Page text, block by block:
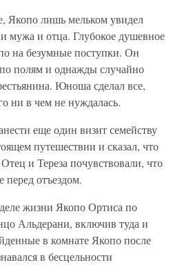
Якопо лишь мельком увидел
мужа и отца. Глубокое душевное
на безумные поступки. Он
полям и однажды случайно
Юноша сделал все,
ни в чем не нуждалась.
еще один визит семейству
путешествии и сказал, что
и Тереза почувствовали, что
перед отъездом.
жизни Якопо Ортиса по
Альдерани, включив туда и
в комнате Якопо после
в бесцельности